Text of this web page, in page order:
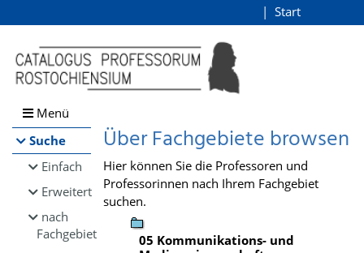
Browsen
direkt zum Inhalt
Start
Menü
Suche
Einfach
Erweitert
nach
Fachgebiet
Über Fachgebiete browsen
Hier können Sie die Professoren und
Professorinnen nach Ihrem Fachgebiet
suchen.
05 Kommunikations- und